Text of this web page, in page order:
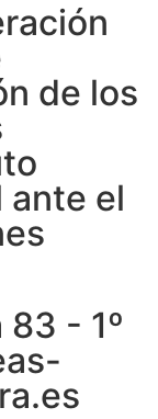
de los
ante el
- 1º